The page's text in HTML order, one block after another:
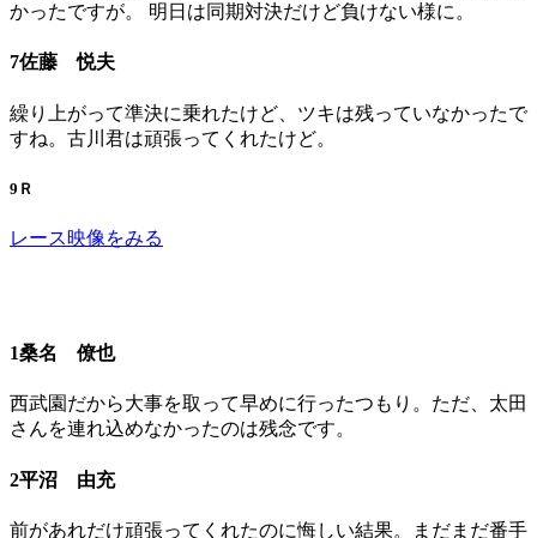
かったですが。 明日は同期対決だけど負けない様に。
7佐藤 悦夫
繰り上がって準決に乗れたけど、ツキは残っていなかったで
すね。古川君は頑張ってくれたけど。
9Ｒ
レース映像をみる
1桑名 僚也
西武園だから大事を取って早めに行ったつもり。ただ、太田
さんを連れ込めなかったのは残念です。
2平沼 由充
前があれだけ頑張ってくれたのに悔しい結果。まだまだ番手